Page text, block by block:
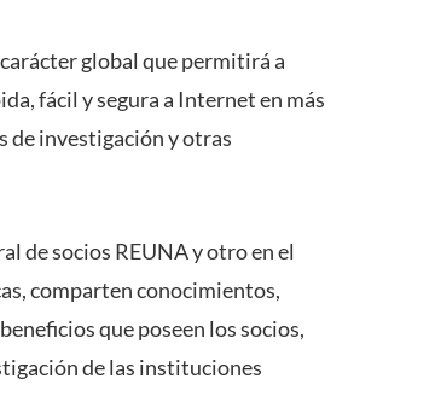
global que permitirá a
fácil y segura a Internet en más
de investigación y otras
de socios REUNA y otro en el
comparten conocimientos,
que poseen los socios,
de las instituciones